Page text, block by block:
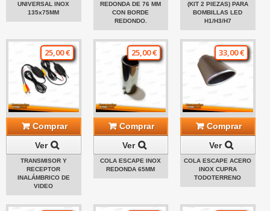
UNIVERSAL INOX
135x75MM
REDONDA DE 76 MM
CON BORDE
REDONDO.
(KIT 2 PIEZAS) PARA
BOMBILLAS LED
H1/H3/H7
25,00 €
Comprar
Ver
TRANSMISOR Y
RECEPTOR
INALÁMBRICO DE
VIDEO
25,00 €
Comprar
Ver
COLA ESCAPE INOX
REDONDA 65MM
33,00 €
Comprar
Ver
COLA ESCAPE ACERO
INOX CUPRA
TODOTERRENO